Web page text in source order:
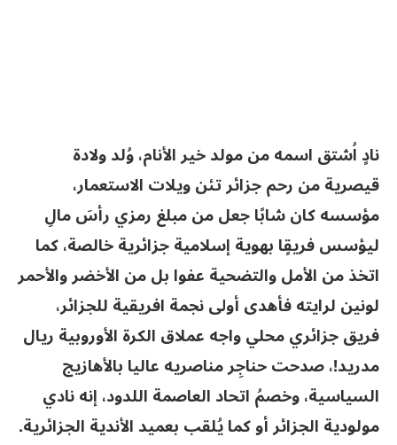
نادٍ اُشتق اسمه من مولد خير الأنام، وُلد ولادة
قيصرية من رحم جزائر تئن ويلات الاستعمار،
مؤسسه كان شابًا جعل من مبلغ رمزي رأسَ مالِ
ليؤسس فريقٍا بهوية إسلامية جزائرية خالصة، كما
اتخذ من الأمل والتضحية عفوا بل من الأخضر والأحمر
لونين لرايته فأهدى أولى نجمة افريقية للجزائر،
فريق جزائري محلي واجه عملاق الكرة الأوروبية ريال
مدريد!، صدحت حناجِر مناصريه عاليا بالأهازيج
السياسية، وخصمُ اتحاد العاصمة اللدود، إنه نادي
مولودية الجزائر أو كما يُلقب بعميد الأندية الجزائرية.